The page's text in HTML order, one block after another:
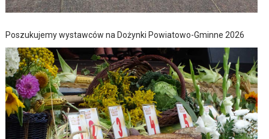
Poszukujemy wystawców na Dożynki Powiatowo-Gminne 2026